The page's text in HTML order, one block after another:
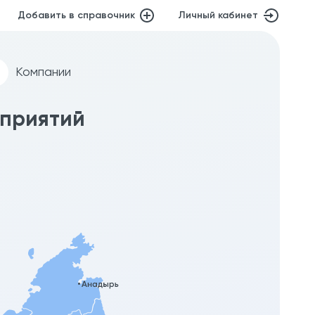
Добавить в справочник Личный кабинет
Компании